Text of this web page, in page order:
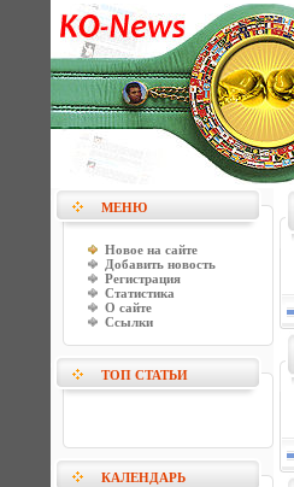
МЕНЮ
Новое на сайте
Добавить новость
Регистрация
Статистика
О сайте
Ссылки
ТОП СТАТЬИ
КАЛЕНДАРЬ